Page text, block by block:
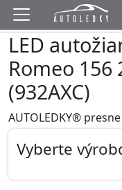
LED
Romeo 156
(932AXC)
AUTOLEDKY®
Vyberte